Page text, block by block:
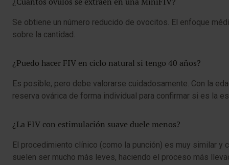
Se obtiene un número reducido de ovocitos. El enfoque
sobre la cantidad.
¿Puedo hacer FIV en ciclo natural si tengo 40 años?
Es posible, pero debe valorarse cuidadosamente. Con la
reserva ovárica de forma individual para confirmar si es la
¿La FIV con estimulación suave duele menos?
El procedimiento clínico (como la punción) es muy similar
suelen ser mucho más leves, haciendo el proceso más